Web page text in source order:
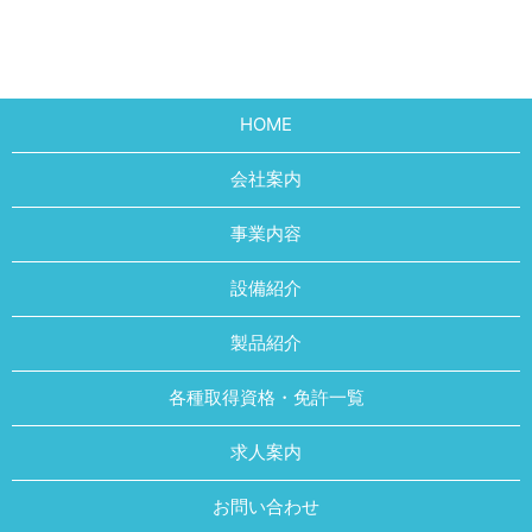
HOME
会社案内
事業内容
設備紹介
製品紹介
各種取得資格・免許一覧
求人案内
お問い合わせ